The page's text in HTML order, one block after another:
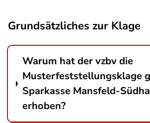
Grundsätzliches zur Klage
Warum hat der vzbv die
Musterfeststellungsklage
Sparkasse Mansfeld-
erhoben?